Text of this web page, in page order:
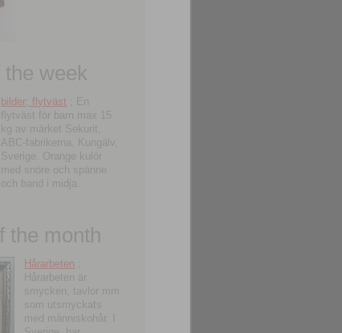
the week
bilder; flytväst ; En
flytväst för barn max 15
kg av märket Sekurit,
ABC-fabrikerna, Kungälv,
Sverige. Orange kulör
med snöre och spänne
och band i midja.
the month
Hårarbeten
Hårarbeten är
smycken, tavlor mm
som utsmyckats
med människohår. I